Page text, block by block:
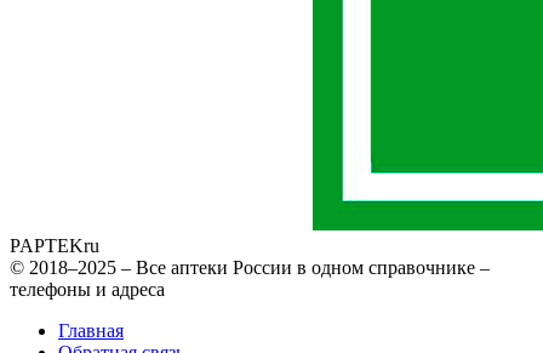
PAPTEKru
© 2018–2025 – Все аптеки России в одном справочнике –
телефоны и адреса
Главная